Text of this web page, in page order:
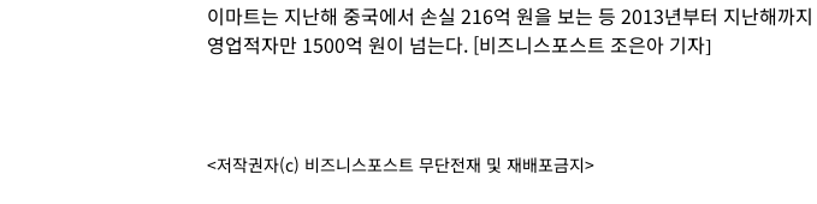
이마트는 지난해 중국에서 손실 216억 원을 보는 등 2013년부터 지난해까
영업적자만 1500억 원이 넘는다. [비즈니스포스트 조은아 기자]
<저작권자(c) 비즈니스포스트 무단전재 및 재배포금지>